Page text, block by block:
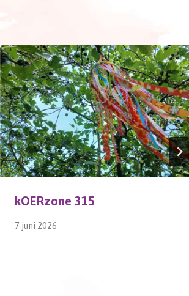
kOERzone 315
7 juni 2026